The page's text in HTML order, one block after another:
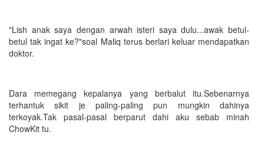
"Lish anak saya dengan arwah isteri saya dulu...awak betul-
betul tak ingat ke?"soal Maliq terus berlari keluar mendapatkan
doktor.
Dara memegang kepalanya yang berbalut itu.Sebenarnya
terhantuk sikit je paling-paling pun mungkin dahinya
terkoyak.Tak pasal-pasal berparut dahi aku sebab minah
ChowKit tu.